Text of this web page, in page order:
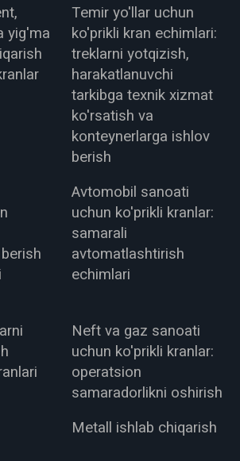
yig'ma
Temir yo'llar uchun
ko'prikli kran echimlari:
treklarni yotqizish,
harakatlanuvchi
tarkibga texnik xizmat
ko'rsatish va
konteynerlarga ishlov
berish
Avtomobil sanoati
uchun ko'prikli kranlar:
samarali
avtomatlashtirish
echimlari
Neft va gaz sanoati
uchun ko'prikli kranlar:
operatsion
samaradorlikni oshirish
Metall ishlab chiqarish